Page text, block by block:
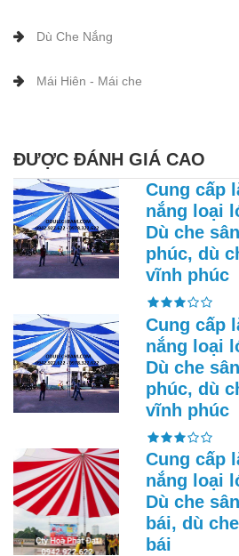
Dù Che Nắng
Mái Hiên - Mái che
ĐƯỢC ĐÁNH GIÁ CAO
Cung cấp
nắng loại
Dù che
phúc, dù
vĩnh phúc
Cung cấp
nắng loại
Dù che
phúc, dù
vĩnh phúc
Cung cấp
nắng loại
Dù che
bái, dù
bái